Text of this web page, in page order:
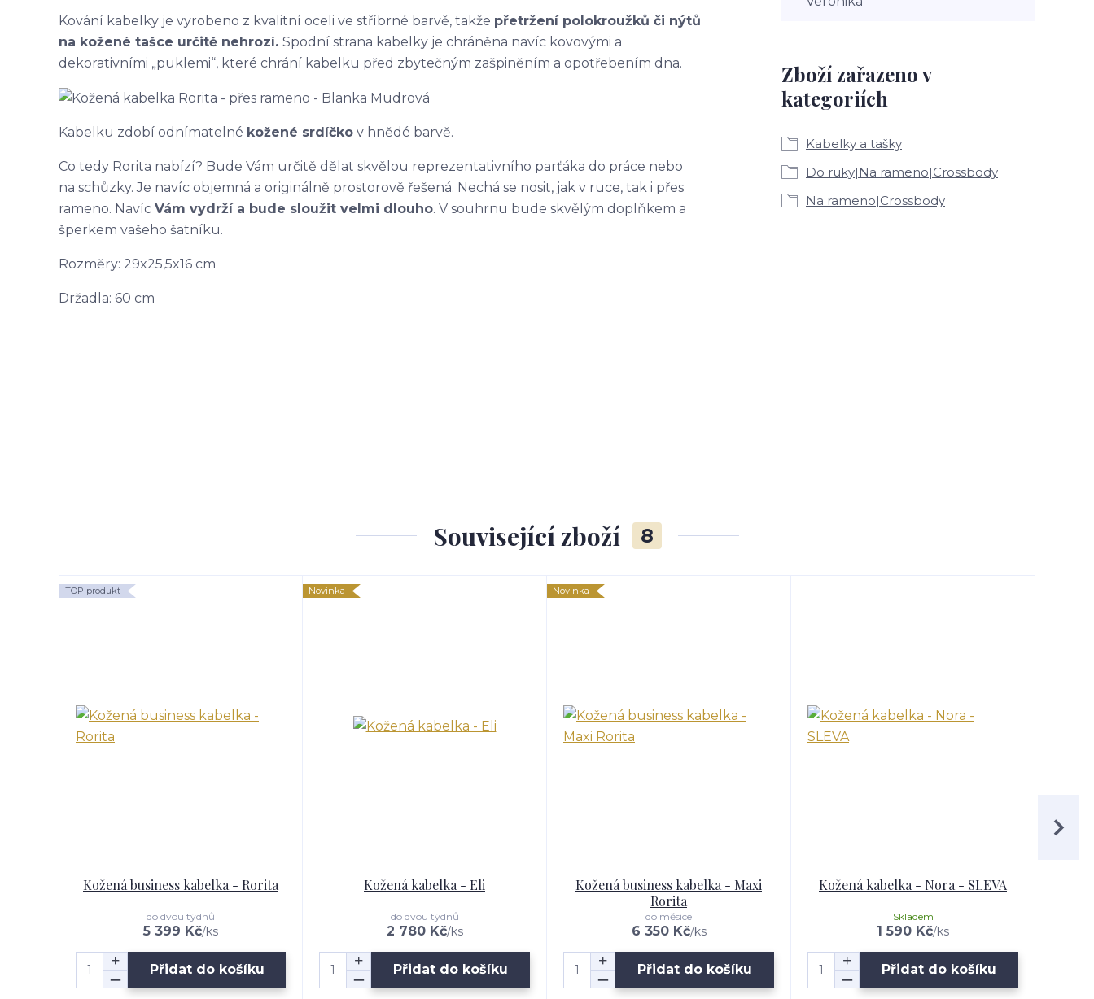
Kování kabelky je vyrobeno z kvalitní oceli ve stříbrné barvě, takže přetržení polokroužků či nýtů
na kožené tašce určitě nehrozí. Spodní strana kabelky je chráněna navíc kovovými a
dekorativními „puklemi“, které chrání kabelku před zbytečným zašpiněním a opotřebením dna.
Kabelku zdobí odnímatelné kožené srdíčko v hnědé barvě.
Co tedy Rorita nabízí? Bude Vám určitě dělat skvělou reprezentativního parťáka do práce nebo
na schůzky. Je navíc objemná a originálně prostorově řešená. Nechá se nosit, jak v ruce, tak i přes
rameno. Navíc Vám vydrží a bude sloužit velmi dlouho. V souhrnu bude skvělým doplňkem a
šperkem vašeho šatníku.
Rozměry: 29x25,5x16 cm
Držadla: 60 cm
Zboží zařazeno v
kategoriích
Kabelky a tašky
Do ruky|Na rameno|Crossbody
Na rameno|Crossbody
Související zboží 8
TOP produkt
Kožená business kabelka - Rorita
5 399 Kč/ks
do dvou týdnů
Přidat do košíku
Novinka
Kožená kabelka - Eli
2 780 Kč/ks
do dvou týdnů
Přidat do košíku
Novinka
Kožená business kabelka - Maxi
Rorita
6 350 Kč/ks
do měsíce
Přidat do košíku
Kožená kabelka - Nora - SLEVA
1 590 Kč/ks
Skladem
Přidat do košíku